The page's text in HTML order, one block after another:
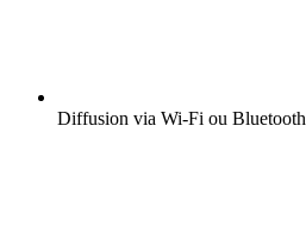
Diffusion via Wi-Fi ou Bluetooth